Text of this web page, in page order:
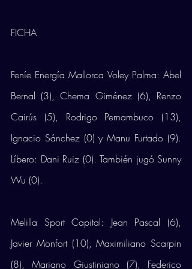
FICHA
Feníe Energía Mallorca Voley Palma: Abel
Bernal (3), Chema Giménez (6), Renzo
Cairús (5), Rodrigo Pernambuco (13),
Ignacio Sánchez (0) y Manu Furtado (9).
Líbero: Dani Ruiz (0). También jugó Sunny
Wu (0).
Melilla Sport Capital: Jean Pascal (6),
Javier Monfort (10), Maximiliano Scarpin
(8), Mariano Giustiniano (7), Federico